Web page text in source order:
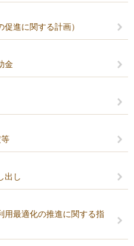
進に関する計画）
金
出し
用最適化の推進に関する指